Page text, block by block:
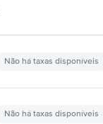
Não há taxas disponíveis
Não há taxas disponíveis